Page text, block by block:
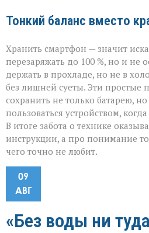
Тонкий баланс вместо
Хранить смартфон — значит
перезаряжать до 100 %, но и не
держать в прохладе, но не в
без лишней суеты. Эти
сохранить не только батарею,
пользоваться устройством,
В итоге забота о технике
инструкции, а про понимание
чего точно не любит.
09
АВГ
«Без воды ни